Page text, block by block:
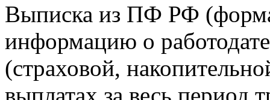
Выписка из ПФ РФ
информацию о
(страховой,
выплатах за весь период